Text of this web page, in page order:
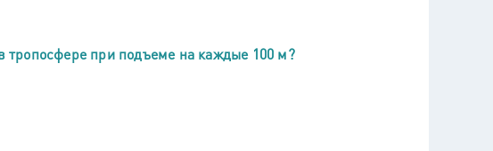
тропосфере при подъеме на каждые 100 м?